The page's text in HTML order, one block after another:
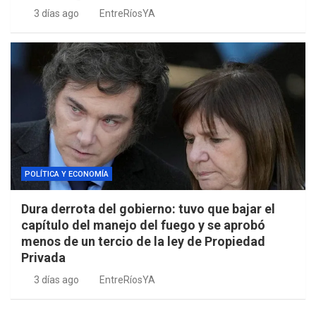
3 días ago EntreRíosYA
POLÍTICA Y ECONOMÍA
Dura derrota del gobierno: tuvo que bajar el
capítulo del manejo del fuego y se aprobó
menos de un tercio de la ley de Propiedad
Privada
3 días ago EntreRíosYA